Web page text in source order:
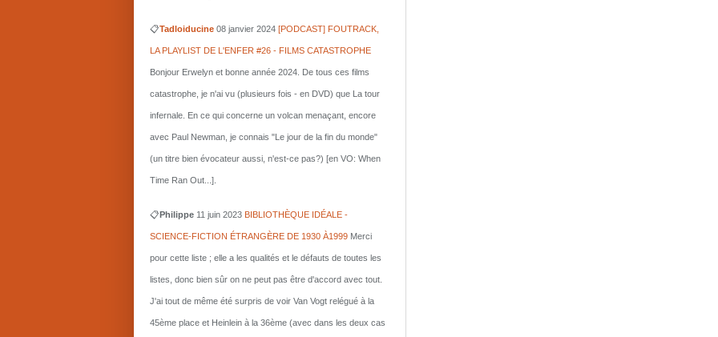
📋Tadloiducine 08 janvier 2024 [PODCAST] FOUTRACK,
LA PLAYLIST DE L'ENFER #26 - FILMS CATASTROPHE
Bonjour Erwelyn et bonne année 2024. De tous ces films
catastrophe, je n'ai vu (plusieurs fois - en DVD) que La tour
infernale. En ce qui concerne un volcan menaçant, encore
avec Paul Newman, je connais "Le jour de la fin du monde"
(un titre bien évocateur aussi, n'est-ce pas?) [en VO: When
Time Ran Out...].
📋Philippe 11 juin 2023 BIBLIOTHÈQUE IDÉALE -
SCIENCE-FICTION ÉTRANGÈRE DE 1930 À1999 Merci
pour cette liste ; elle a les qualités et le défauts de toutes les
listes, donc bien sûr on ne peut pas être d'accord avec tout.
J'ai tout de même été surpris de voir Van Vogt relégué à la
45ème place et Heinlein à la 36ème (avec dans les deux cas